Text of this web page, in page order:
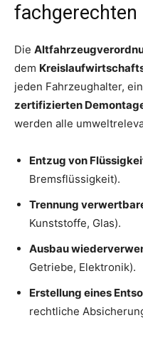
fachgerechten
Die
dem
jeden Fahrzeughalter,
zertifizierten
werden alle
Entzug von
Bremsflüssigkeit).
Trennung
Kunststoffe, Glas).
Ausbau
Getriebe, Elektronik).
Erstellung eines
rechtliche